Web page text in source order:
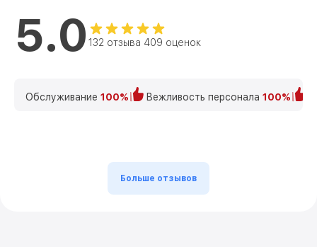
5.0 132 отзыва 409 оценок
Обслуживание 100% Вежливость персонала 100%
Больше отзывов